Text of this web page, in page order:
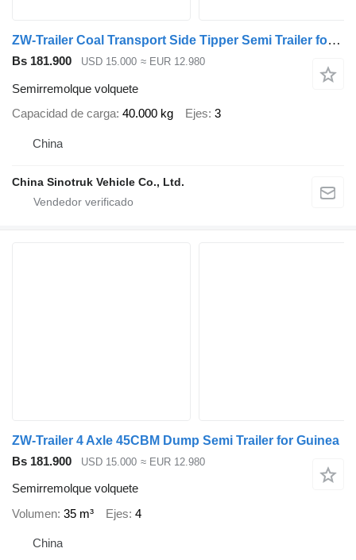
ZW-Trailer Coal Transport Side Tipper Semi Trailer for sale
Bs 181.900 USD 15.000 ≈ EUR 12.980
Semirremolque volquete
Capacidad de carga 40.000 kg Ejes 3
China
China Sinotruk Vehicle Co., Ltd.
ZW-Trailer 4 Axle 45CBM Dump Semi Trailer for Guinea
Bs 181.900
USD 15.000 ≈ EUR 12.980
Semirremolque volquete
Volumen 35 m³ Ejes 4
China